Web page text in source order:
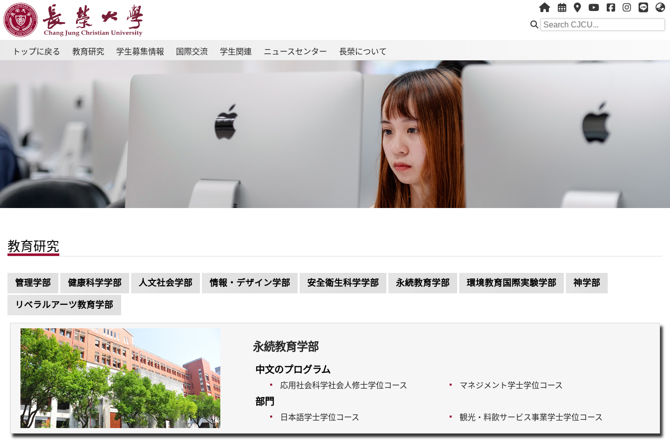
トップに戻る 教育研究 学生募集情報 国際交流 学生関連 ニュースセンター 長榮について
教育研究
管理学部 健康科学学部 人文社会学部 情報・デザイン学部 安全衛生科学学部 永続教育学部 環境教育国際実験学部 神学部
リベラルアーツ教育学部
永続教育学部
中文のプログラム
応用社会科学社会人修士学位コース マネジメント学士学位コース
部門
日本語学士学位コース 観光・料飲サービス事業学士学位コース